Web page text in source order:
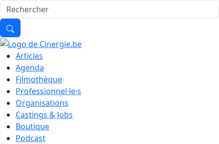
Articles
Agenda
Filmothèque
Professionnel·le·s
Organisations
Castings & Jobs
Boutique
Podcast